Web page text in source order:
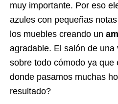
muy importante. Por eso
azules con pequeñas
los muebles creando un
agradable. El salón de una
sobre todo cómodo ya que
donde pasamos muchas
resultado?